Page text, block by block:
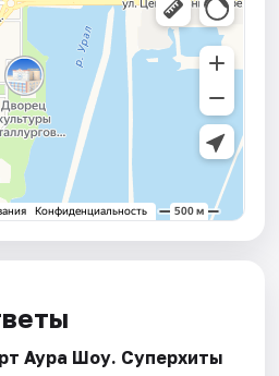
Аура Шоу. Суперхиты